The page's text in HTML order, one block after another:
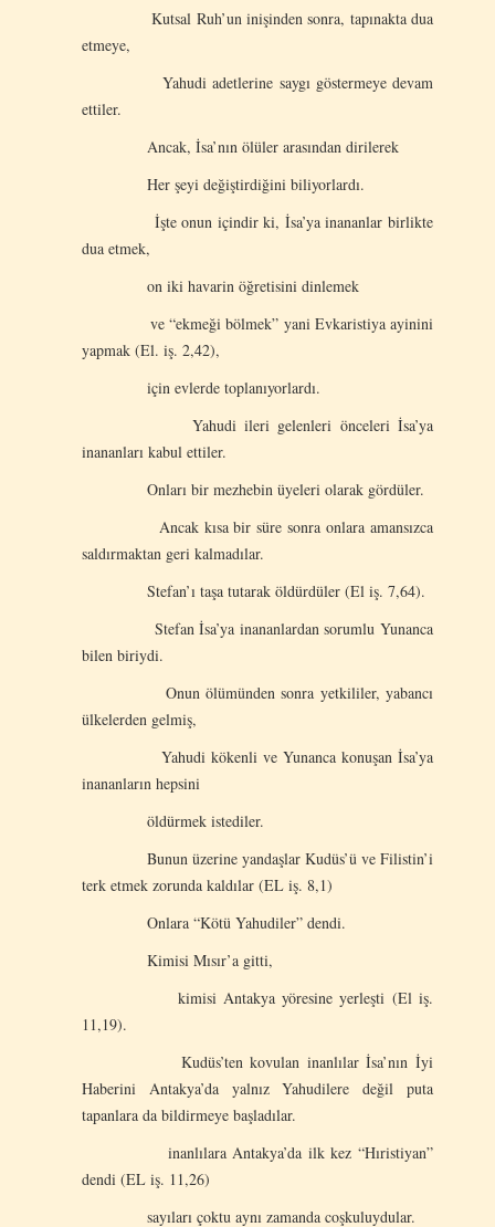
Kutsal Ruh’un inişinden sonra, tapınakta dua
etmeye,
Yahudi adetlerine saygı göstermeye devam
ettiler.
Ancak, İsa’nın ölüler arasından dirilerek
Her şeyi değiştirdiğini biliyorlardı.
İşte onun içindir ki, İsa’ya inananlar birlikte
dua etmek,
on iki havarin öğretisini dinlemek
ve “ekmeği bölmek” yani Evkaristiya ayinini
yapmak (El. iş. 2,42),
için evlerde toplanıyorlardı.
Yahudi ileri gelenleri önceleri İsa’ya
inananları kabul ettiler.
Onları bir mezhebin üyeleri olarak gördüler.
Ancak kısa bir süre sonra onlara amansızca
saldırmaktan geri kalmadılar.
Stefan’ı taşa tutarak öldürdüler (El iş. 7,64).
Stefan İsa’ya inananlardan sorumlu Yunanca
bilen biriydi.
Onun ölümünden sonra yetkililer, yabancı
ülkelerden gelmiş,
Yahudi kökenli ve Yunanca konuşan İsa’ya
inananların hepsini
öldürmek istediler.
Bunun üzerine yandaşlar Kudüs’ü ve Filistin’i
terk etmek zorunda kaldılar (EL iş. 8,1)
Onlara “Kötü Yahudiler” dendi.
Kimisi Mısır’a gitti,
kimisi Antakya yöresine yerleşti (El iş.
11,19).
Kudüs’ten kovulan inanlılar İsa’nın İyi
Haberini Antakya’da yalnız Yahudilere değil puta
tapanlara da bildirmeye başladılar.
inanlılara Antakya’da ilk kez “Hıristiyan”
dendi (EL iş. 11,26)
sayıları çoktu aynı zamanda coşkuluydular.